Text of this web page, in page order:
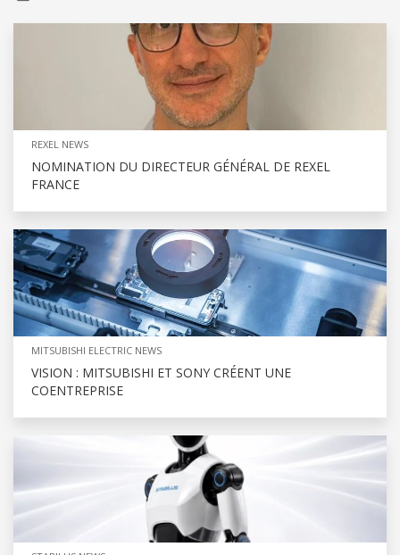
REXEL NEWS
NOMINATION DU DIRECTEUR GÉNÉRAL DE REXEL
FRANCE
MITSUBISHI ELECTRIC NEWS
VISION : MITSUBISHI ET SONY CRÉENT UNE
COENTREPRISE